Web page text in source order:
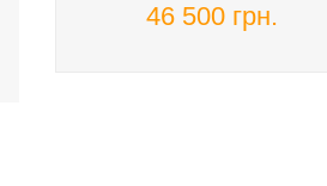
46 500 грн.